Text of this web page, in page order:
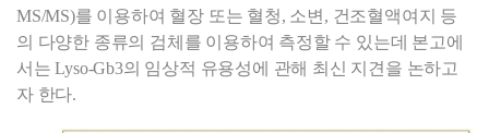
MS/MS)를 이용하여 혈장 또는 혈청, 소변, 건조혈액여지 등
의 다양한 종류의 검체를 이용하여 측정할 수 있는데 본고에
서는 Lyso-Gb3의 임상적 유용성에 관해 최신 지견을 논하고
자 한다.